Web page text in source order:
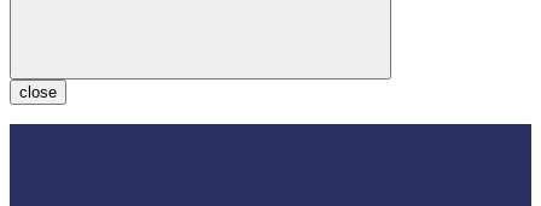
close